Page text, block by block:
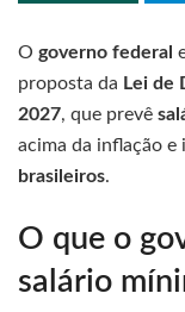
O governo federal
proposta da Lei de
2027, que prevê
acima da inflação
brasileiros.
O que o
salário